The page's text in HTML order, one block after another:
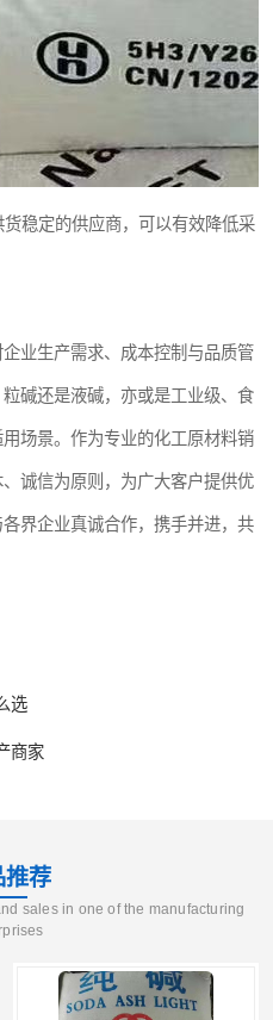
稳定的供应商，可以有效降低采
业生产需求、成本控制与品质管
碱还是液碱，亦或是工业级、食
场景。作为专业的化工原材料销
诚信为原则，为广大客户提供优
界企业真诚合作，携手并进，共
选
商家
推荐
sales in one of the manufacturing